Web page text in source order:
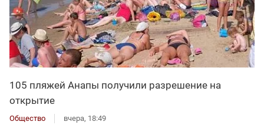
105 пляжей Анапы получили разрешение на
открытие
Общество вчера, 18:49